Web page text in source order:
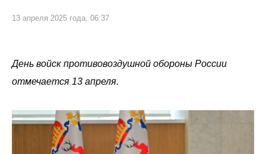
13 апреля 2025 года, 06:37
День войск противовоздушной обороны России
отмечается 13 апреля.